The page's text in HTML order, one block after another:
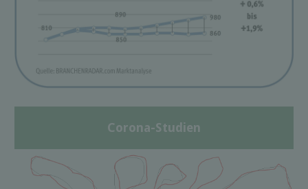
Corona-Studien